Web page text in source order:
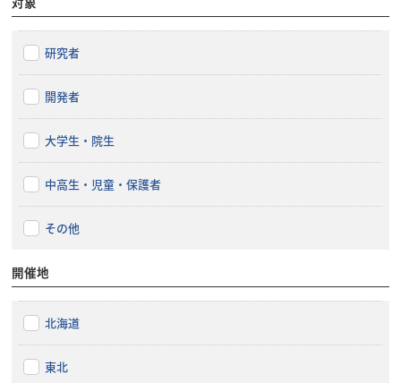
研究者
開発者
大学生・院生
中高生・児童・保護者
その他
開催地
北海道
東北